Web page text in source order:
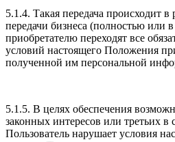
5.1.4. Такая передача происходит
передачи бизнеса (полностью или
приобретателю переходят все
условий настоящего Положения
полученной им персональной
5.1.5. В целях обеспечения
законных интересов или третьих в
Пользователь нарушает условия